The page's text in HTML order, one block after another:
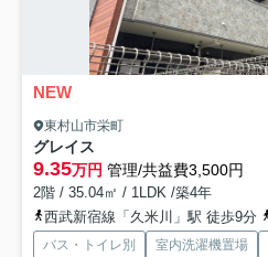
NEW
東村山市栄町
グレイス
9.35万円 管理/共益費3,500円
2階 / 35.04㎡ / 1LDK /築4年
西武新宿線「久米川」駅 徒歩9分
バス・トイレ別 室内洗濯機置場